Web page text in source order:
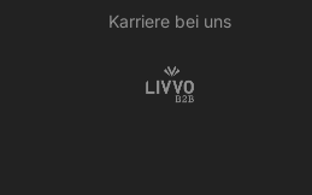
Karriere bei uns